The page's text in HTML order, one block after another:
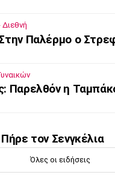
Παλέρμο ο
Παρελθόν η
τον Σενγκέλια
Όλες οι ειδήσεις